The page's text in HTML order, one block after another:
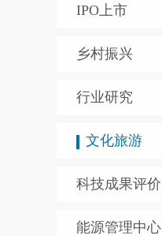
IPO上市
乡村振兴
行业研究
文化旅游
科技成果评价
能源管理中心